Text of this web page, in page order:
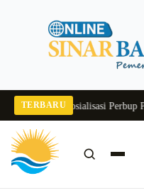
TERBARU
Buka Sosialisasi Perbup PJPK